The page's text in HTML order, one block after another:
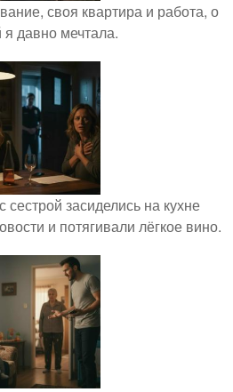
своя квартира и работа, о
я давно мечтала.
засиделись на кухне
и потягивали лёгкое вино.